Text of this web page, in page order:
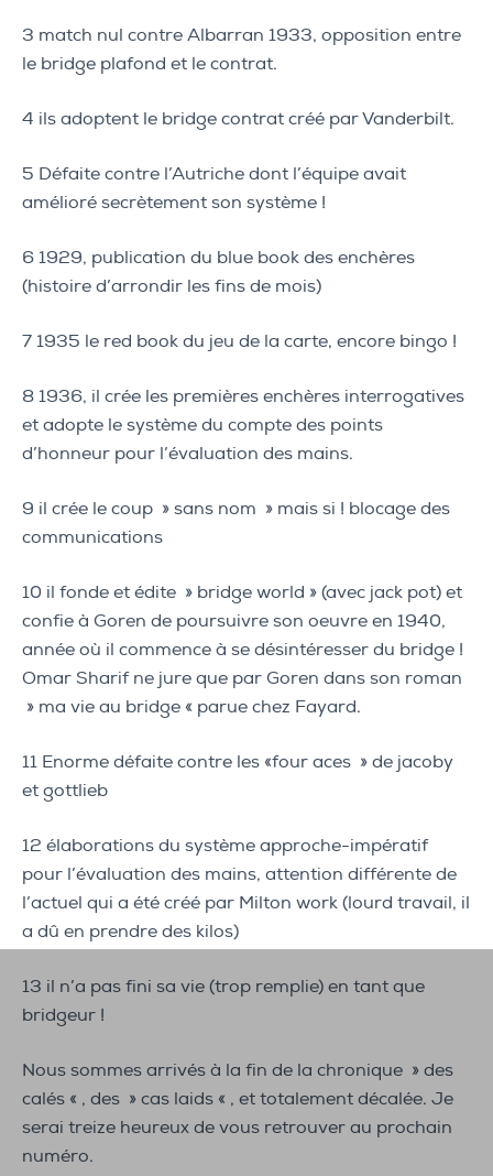
3 match nul contre Albarran 1933, opposition entre
le bridge plafond et le contrat.
4 ils adoptent le bridge contrat créé par Vanderbilt.
5 Défaite contre l’Autriche dont l’équipe avait
amélioré secrètement son système !
6 1929, publication du blue book des enchères
(histoire d’arrondir les fins de mois)
7 1935 le red book du jeu de la carte, encore bingo !
8 1936, il crée les premières enchères interrogatives
et adopte le système du compte des points
d’honneur pour l’évaluation des mains.
9 il crée le coup » sans nom » mais si ! blocage des
communications
10 il fonde et édite » bridge world » (avec jack pot) et
confie à Goren de poursuivre son oeuvre en 1940,
année où il commence à se désintéresser du bridge !
Omar Sharif ne jure que par Goren dans son roman
» ma vie au bridge « parue chez Fayard.
11 Enorme défaite contre les «four aces » de jacoby
et gottlieb
12 élaborations du système approche-impératif
pour l’évaluation des mains, attention différente de
l’actuel qui a été créé par Milton work (lourd travail, il
a dû en prendre des kilos)
13 il n’a pas fini sa vie (trop remplie) en tant que
bridgeur !
Nous sommes arrivés à la fin de la chronique » des
calés « , des » cas laids « , et totalement décalée. Je
serai treize heureux de vous retrouver au prochain
numéro.